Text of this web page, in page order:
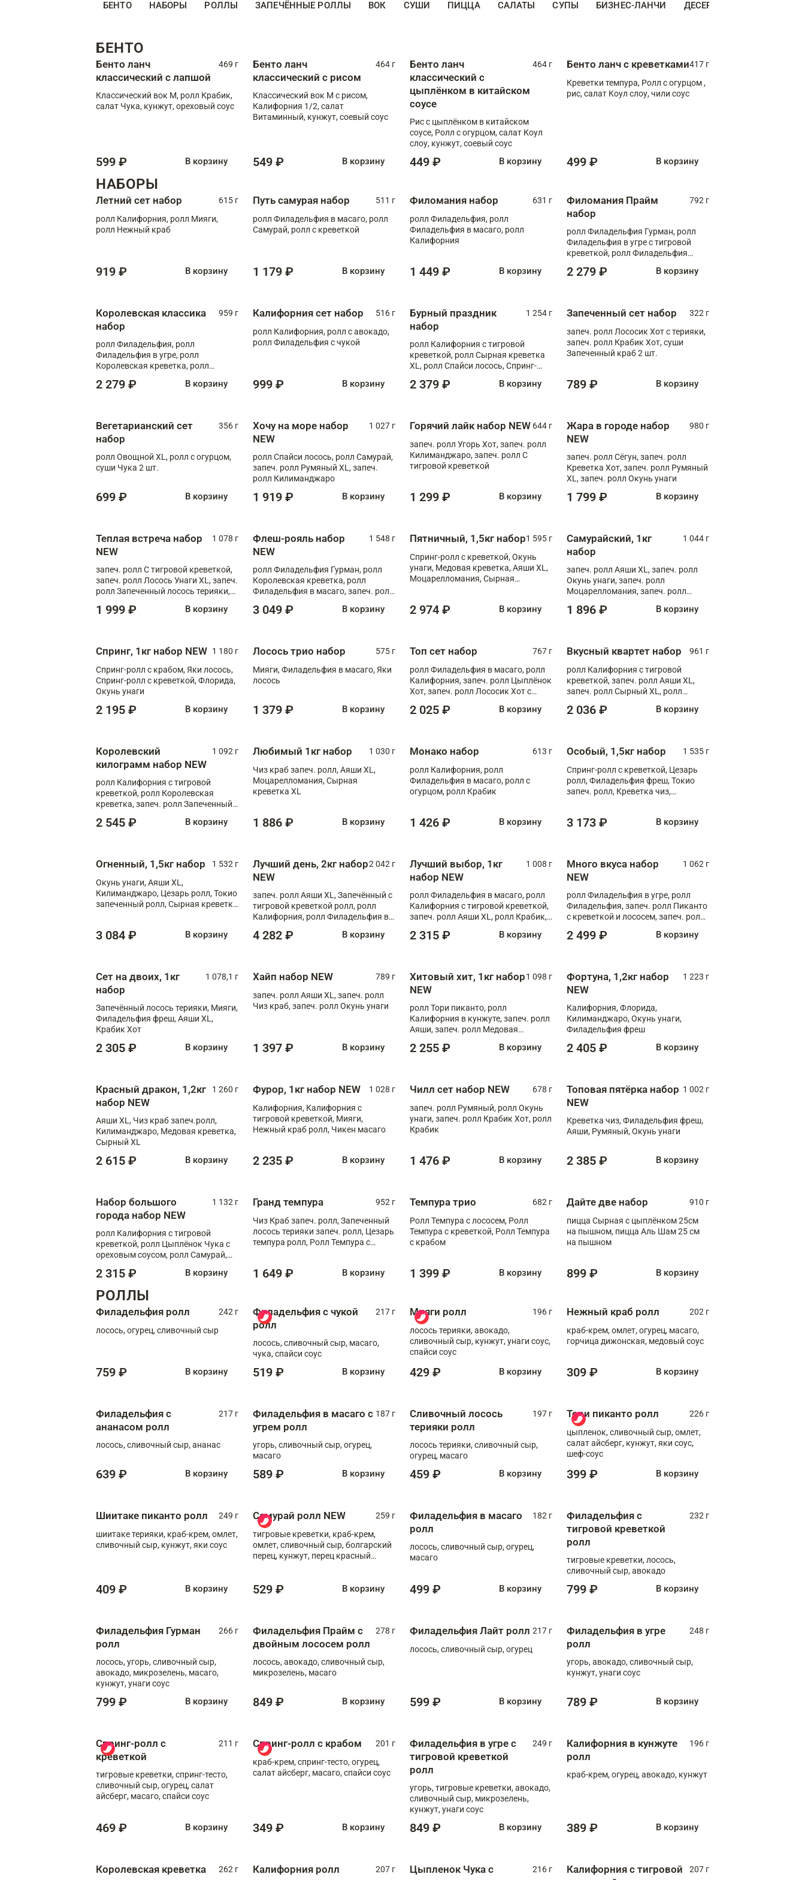
БЕНТО НАБОРЫ РОЛЛЫ ЗАПЕЧЁННЫЕ РОЛЛЫ ВОК СУШИ ПИЦЦА САЛАТЫ СУПЫ БИЗНЕС-ЛАНЧИ ДЕСЕРТЫ
БЕНТО
Бенто ланч
классический с лапшой
469 г
Классический вок М, ролл Крабик,
салат Чука, кунжут, ореховый соус
599 ₽ В корзину
Бенто ланч
классический с рисом
464 г
Классический вок М с рисом,
Калифорния 1/2, салат
Витаминный, кунжут, соевый соус
549 ₽ В корзину
Бенто ланч
классический с
цыплёнком в китайском
соусе
464 г
Рис с цыплёнком в китайском
соусе, Ролл с огурцом, салат Коул
слоу, кунжут, соевый соус
449 ₽ В корзину
Бенто ланч с креветками417 г
Креветки темпура, Ролл с огурцом ,
рис, салат Коул слоу, чили соус
499 ₽ В корзину
НАБОРЫ
Летний сет набор
615 г
ролл Калифорния, ролл Мияги,
ролл Нежный краб
919 ₽ В корзину
Путь самурая набор
511 г
ролл Филадельфия в масаго, ролл
Самурай, ролл с креветкой
1 179 ₽ В корзину
Филомания набор
631 г
ролл Филадельфия, ролл
Филадельфия в масаго, ролл
Калифорния
1 449 ₽ В корзину
Филомания Прайм
набор
792 г
ролл Филадельфия Гурман, ролл
Филадельфия в угре с тигровой
креветкой, ролл Филадельфия
2 279 ₽ В корзину
Королевская классика
набор
959 г
ролл Филадельфия, ролл
Филадельфия в угре, ролл
Королевская креветка, ролл
2 279 ₽ В корзину
Калифорния сет набор
516 г
ролл Калифорния, ролл с авокадо,
ролл Филадельфия с чукой
999 ₽ В корзину
Бурный праздник
набор
1 254 г
ролл Калифорния с тигровой
креветкой, ролл Сырная креветка
XL, ролл Спайси лосось, Спринг-
Медовая креветка
2 379 ₽ В корзину
Запеченный сет набор
322 г
запеч. ролл Лососик Хот с терияки,
запеч. ролл Крабик Хот, суши
Запеченный краб 2 шт.
789 ₽ В корзину
Вегетарианский сет
набор
356 г
ролл Овощной XL, ролл с огурцом,
суши Чука 2 шт.
699 ₽ В корзину
Хочу на море набор
NEW
1 027 г
ролл Спайси лосось, ролл Самурай,
запеч. ролл Румяный XL, запеч.
ролл Килиманджаро
1 919 ₽ В корзину
Горячий лайк набор NEW 644 г
запеч. ролл Угорь Хот, запеч. ролл
Килиманджаро, запеч. ролл С
тигровой креветкой
1 299 ₽ В корзину
Жара в городе набор
NEW
980 г
запеч. ролл Сёгун, запеч. ролл
Креветка Хот, запеч. ролл Румяный
XL, запеч. ролл Окунь унаги
1 799 ₽ В корзину
Теплая встреча набор
NEW
1 078 г
запеч. ролл С тигровой креветкой,
запеч. ролл Лосось Унаги XL, запеч.
ролл Запеченный лосось терияки,
1 999 ₽ В корзину
Флеш-рояль набор
NEW
1 548 г
ролл Филадельфия Гурман, ролл
Королевская креветка, ролл
Филадельфия в масаго, запеч. ролл
Тигровая креветка с моцареллой,
3 049 ₽ В корзину
Пятничный, 1,5кг набор1 595 г
Спринг-ролл с креветкой, Окунь
унаги, Медовая креветка, Аяши XL,
Моцарелломания, Сырная
2 974 ₽ В корзину
Самурайский, 1кг
набор
1 044 г
запеч. ролл Аяши XL, запеч. ролл
Окунь унаги, запеч. ролл
Моцарелломания, запеч. ролл
1 896 ₽ В корзину
Спринг, 1кг набор NEW 1 180 г
Спринг-ролл с крабом, Яки лосось,
Спринг-ролл с креветкой, Флорида,
Окунь унаги
2 195 ₽ В корзину
Лосось трио набор
575 г
Мияги, Филадельфия в масаго, Яки
лосось
1 379 ₽ В корзину
Топ сет набор
767 г
ролл Филадельфия в масаго, ролл
Калифорния, запеч. ролл Цыплёнок
Хот, запеч. ролл Лососик Хот с
2 025 ₽ В корзину
Вкусный квартет набор
961 г
ролл Калифорния с тигровой
креветкой, запеч. ролл Аяши XL,
запеч. ролл Сырный XL, ролл
2 036 ₽ В корзину
Королевский
килограмм набор NEW
1 092 г
ролл Калифорния с тигровой
креветкой, ролл Королевская
креветка, запеч. ролл Запеченный
XL, запеч. ролл Крабик Хот
2 545 ₽ В корзину
Любимый 1кг набор
1 030 г
Чиз краб запеч. ролл, Аяши XL,
Моцарелломания, Сырная
креветка XL
1 886 ₽ В корзину
Монако набор
613 г
ролл Калифорния, ролл
Филадельфия в масаго, ролл с
огурцом, ролл Крабик
1 426 ₽ В корзину
Особый, 1,5кг набор
1 535 г
Спринг-ролл с креветкой, Цезарь
ролл, Филадельфия фреш, Токио
запеч. ролл, Креветка чиз,
3 173 ₽ В корзину
Огненный, 1,5кг набор
1 532 г
Окунь унаги, Аяши XL,
Килиманджаро, Цезарь ролл, Токио
запеченный ролл, Сырная креветка
3 084 ₽ В корзину
Лучший день, 2кг набор
NEW
2 042 г
запеч. ролл Аяши XL, Запечённый с
тигровой креветкой ролл, ролл
Калифорния, ролл Филадельфия в
запеч. ролл Моцарелломания, ролл
4 282 ₽ В корзину
Лучший выбор, 1кг
набор NEW
1 008 г
ролл Филадельфия в масаго, ролл
Калифорния с тигровой креветкой,
запеч. ролл Аяши XL, ролл Крабик,
2 315 ₽ В корзину
Много вкуса набор
NEW
1 062 г
ролл Филадельфия в угре, ролл
Филадельфия, запеч. ролл Пиканто
с креветкой и лососем, запеч. ролл
2 499 ₽ В корзину
Сет на двоих, 1кг
набор
1 078,1 г
Запечённый лосось терияки, Мияги,
Филадельфия фреш, Аяши XL,
Крабик Хот
2 305 ₽ В корзину
Хайп набор NEW
789 г
запеч. ролл Аяши XL, запеч. ролл
Чиз краб, запеч. ролл Окунь унаги
1 397 ₽ В корзину
Хитовый хит, 1кг набор
NEW
1 098 г
ролл Тори пиканто, ролл
Калифорния в кунжуте, запеч. ролл
Аяши, запеч. ролл Медовая
чукой
2 255 ₽ В корзину
Фортуна, 1,2кг набор
NEW
1 223 г
Калифорния, Флорида,
Килиманджаро, Окунь унаги,
Филадельфия фреш
2 405 ₽ В корзину
Красный дракон, 1,2кг
набор NEW
1 260 г
Аяши XL, Чиз краб запеч.ролл,
Килиманджаро, Медовая креветка,
Сырный XL
2 615 ₽ В корзину
Фурор, 1кг набор NEW
1 028 г
Калифорния, Калифорния с
тигровой креветкой, Мияги,
Нежный краб ролл, Чикен масаго
2 235 ₽ В корзину
Чилл сет набор NEW
678 г
запеч. ролл Румяный, ролл Окунь
унаги, запеч. ролл Крабик Хот, ролл
Крабик
1 476 ₽ В корзину
Топовая пятёрка набор
NEW
1 002 г
Креветка чиз, Филадельфия фреш,
Аяши, Румяный, Окунь унаги
2 385 ₽ В корзину
Набор большого
города набор NEW
1 132 г
ролл Калифорния с тигровой
креветкой, ролл Цыплёнок Чука с
ореховым соусом, ролл Самурай,
ролл с крабом
2 315 ₽ В корзину
Гранд темпура
952 г
Чиз Краб запеч. ролл, Запеченный
лосось терияки запеч. ролл, Цезарь
темпура ролл, Ролл Темпура с
1 649 ₽ В корзину
Темпура трио
682 г
Ролл Темпура с лососем, Ролл
Темпура с креветкой, Ролл Темпура
с крабом
1 399 ₽ В корзину
Дайте две набор
910 г
пицца Сырная с цыплёнком 25см
на пышном, пицца Аль Шам 25 см
на пышном
899 ₽ В корзину
РОЛЛЫ
Филадельфия ролл
242 г
лосось, огурец, сливочный сыр
759 ₽ В корзину
Филадельфия с чукой
ролл
217 г
лосось, сливочный сыр, масаго,
чука, спайси соус
519 ₽ В корзину
Мияги ролл
196 г
лосось терияки, авокадо,
сливочный сыр, кунжут, унаги соус,
спайси соус
429 ₽ В корзину
Нежный краб ролл
202 г
краб-крем, омлет, огурец, масаго,
горчица дижонская, медовый соус
309 ₽ В корзину
Филадельфия с
ананасом ролл
217 г
лосось, сливочный сыр, ананас
639 ₽ В корзину
Филадельфия в масаго с
угрем ролл
187 г
угорь, сливочный сыр, огурец,
масаго
589 ₽ В корзину
Сливочный лосось
терияки ролл
197 г
лосось терияки, сливочный сыр,
огурец, масаго
459 ₽ В корзину
Тори пиканто ролл
226 г
цыпленок, сливочный сыр, омлет,
салат айсберг, кунжут, яки соус,
шеф-соус
399 ₽ В корзину
Шиитаке пиканто ролл
249 г
шиитаке терияки, краб-крем, омлет,
сливочный сыр, кунжут, яки соус
409 ₽ В корзину
Самурай ролл NEW
259 г
тигровые креветки, краб-крем,
омлет, сливочный сыр, болгарский
перец, кунжут, перец красный
529 ₽ В корзину
Филадельфия в масаго
ролл
182 г
лосось, сливочный сыр, огурец,
масаго
499 ₽ В корзину
Филадельфия с
тигровой креветкой
ролл
232 г
тигровые креветки, лосось,
сливочный сыр, авокадо
799 ₽ В корзину
Филадельфия Гурман
ролл
266 г
лосось, угорь, сливочный сыр,
авокадо, микрозелень, масаго,
кунжут, унаги соус
799 ₽ В корзину
Филадельфия Прайм с
двойным лососем ролл
278 г
лосось, авокадо, сливочный сыр,
микрозелень, масаго
849 ₽ В корзину
Филадельфия Лайт ролл 217 г
лосось, сливочный сыр, огурец
599 ₽ В корзину
Филадельфия в угре
ролл
248 г
угорь, авокадо, сливочный сыр,
кунжут, унаги соус
789 ₽ В корзину
Спринг-ролл с
креветкой
211 г
тигровые креветки, спринг-тесто,
сливочный сыр, огурец, салат
айсберг, масаго, спайси соус
469 ₽ В корзину
Спринг-ролл с крабом
201 г
краб-крем, спринг-тесто, огурец,
салат айсберг, масаго, спайси соус
349 ₽ В корзину
Филадельфия в угре с
тигровой креветкой
ролл
249 г
угорь, тигровые креветки, авокадо,
сливочный сыр, микрозелень,
кунжут, унаги соус
849 ₽ В корзину
Калифорния в кунжуте
ролл
196 г
краб-крем, огурец, авокадо, кунжут
389 ₽ В корзину
Королевская креветка
262 г Калифорния ролл 207 г
Цыпленок Чука с
216 г
Калифорния с тигровой
207 г